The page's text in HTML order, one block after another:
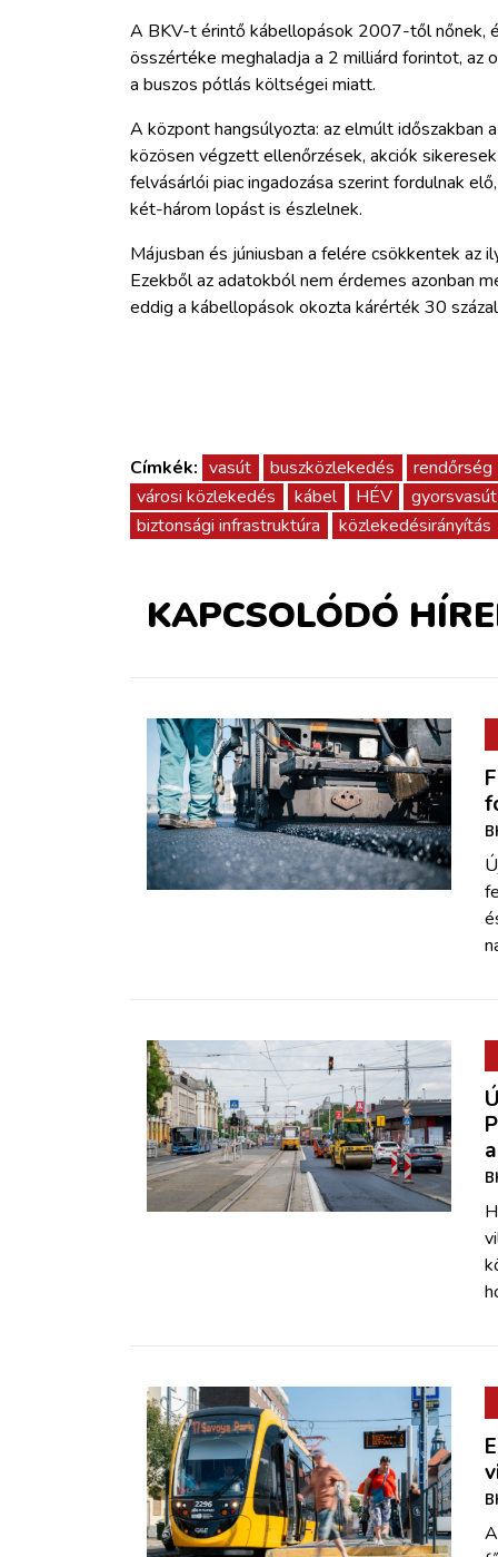
A BKV-t érintő kábellopások 2007-től nőnek,
összértéke meghaladja a 2 milliárd forintot, az
a buszos pótlás költségei miatt.
A központ hangsúlyozta: az elmúlt
közösen végzett ellenőrzések, akciók
felvásárlói piac ingadozása szerint fordulnak
két-három lopást is észlelnek.
Májusban és júniusban a felére csökkentek az
Ezekből az adatokból nem érdemes azonban
eddig a kábellopások okozta kárérték 30
Címkék: vasút buszközlekedés
rendőrség
városi közlekedés
kábel HÉV
gyorsvasút
biztonsági infrastruktúra
közlekedésirányítás
KAPCSOLÓDÓ